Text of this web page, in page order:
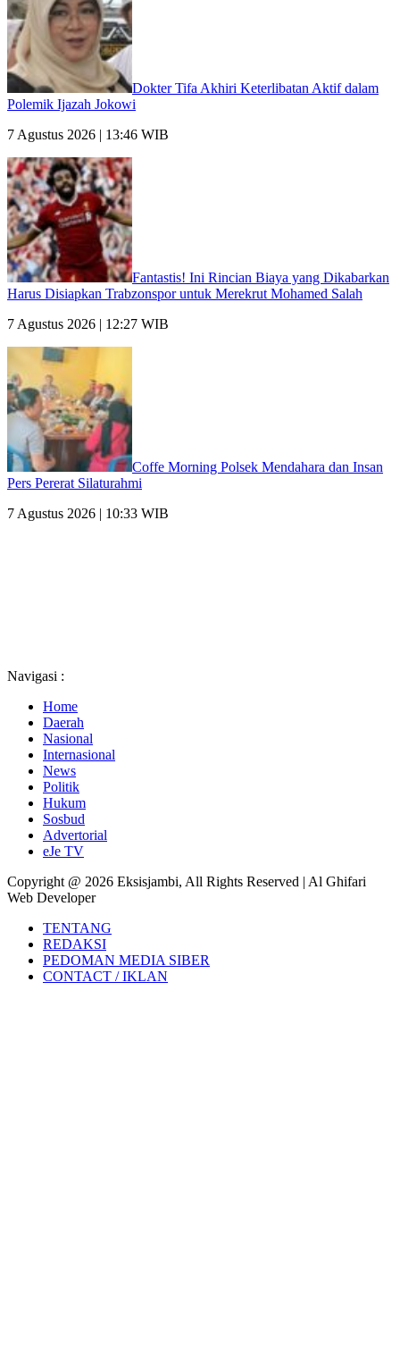
Dokter Tifa Akhiri Keterlibatan Aktif dalam
Polemik Ijazah Jokowi
7 Agustus 2026 | 13:46 WIB
Fantastis! Ini Rincian Biaya yang Dikabarkan
Harus Disiapkan Trabzonspor untuk Merekrut Mohamed Salah
7 Agustus 2026 | 12:27 WIB
Coffe Morning Polsek Mendahara dan Insan
Pers Pererat Silaturahmi
7 Agustus 2026 | 10:33 WIB
Navigasi :
Home
Daerah
Nasional
Internasional
News
Politik
Hukum
Sosbud
Advertorial
eJe TV
Copyright @ 2026 Eksisjambi, All Rights Reserved | Al Ghifari
Web Developer
TENTANG
REDAKSI
PEDOMAN MEDIA SIBER
CONTACT / IKLAN